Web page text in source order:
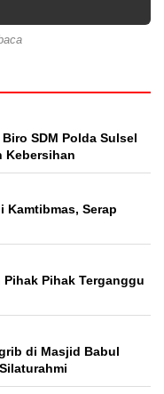
SDM Polda Sulsel
Kebersihan
Kamtibmas, Serap
Pihak Terganggu
di Masjid Babul